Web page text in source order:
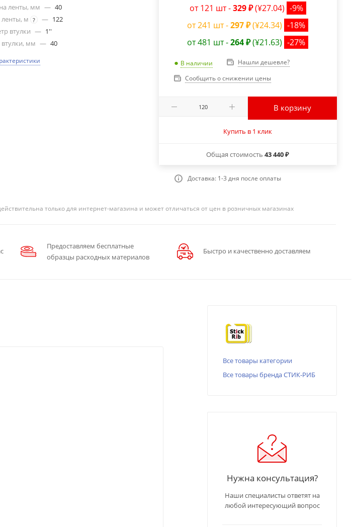
ленты, мм — 40
м
? — 122
втулки — 1''
мм — 40
от 121 шт -329 ₽(¥27.04) -9%
от 241 шт -297 ₽(¥24.34) -18%
от 481 шт -264 ₽(¥21.63) -27%
В наличии
Нашли дешевле?
Сообщить о снижении цены
В корзину
Купить в 1 клик
Общая стоимость43 440 ₽
Доставка: 1-3 дня после оплаты
только для интернет-магазина и может отличаться от цен в розничных магазинах
Предоставляем бесплатные
образцы расходных материалов
Быстро и качественно доставляем
Все товары категории
Все товары бренда СТИК-РИБ
Нужна консультация?
Наши специалисты ответят на
любой интересующий вопрос